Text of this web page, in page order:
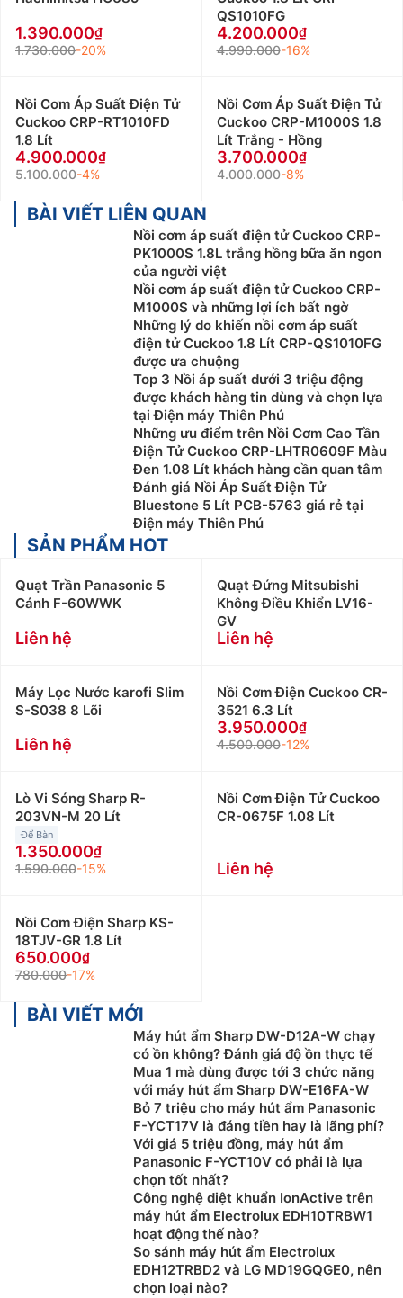
1.390.000
1.730.000-20%
QS1010FG
4.200.000
4.990.000-16%
Nồi Cơm Áp Suất Điện Tử
Cuckoo CRP-RT1010FD
1.8 Lít
4.900.000
5.100.000-4%
Nồi Cơm Áp Suất Điện Tử
Cuckoo CRP-M1000S 1.8
Lít Trắng - Hồng
3.700.000
4.000.000-8%
BÀI VIẾT LIÊN QUAN
Nồi cơm áp suất điện tử Cuckoo CRP-
PK1000S 1.8L trắng hồng bữa ăn ngon
của người việt
Nồi cơm áp suất điện tử Cuckoo CRP-
M1000S và những lợi ích bất ngờ
Những lý do khiến nồi cơm áp suất
điện tử Cuckoo 1.8 Lít CRP-QS1010FG
được ưa chuộng
Top 3 Nồi áp suất dưới 3 triệu động
được khách hàng tin dùng và chọn lựa
tại Điện máy Thiên Phú
Những ưu điểm trên Nồi Cơm Cao Tần
Điện Tử Cuckoo CRP-LHTR0609F Màu
Đen 1.08 Lít khách hàng cần quan tâm
Đánh giá Nồi Áp Suất Điện Tử
Bluestone 5 Lít PCB-5763 giá rẻ tại
Điện máy Thiên Phú
SẢN PHẨM HOT
Quạt Trần Panasonic 5
Cánh F-60WWK
Liên hệ
Quạt Đứng Mitsubishi
Không Điều Khiển LV16-
GV
Liên hệ
Máy Lọc Nước karofi Slim
S-S038 8 Lõi
Liên hệ
Nồi Cơm Điện Cuckoo CR-
3521 6.3 Lít
3.950.000
4.500.000-12%
Lò Vi Sóng Sharp R-
203VN-M 20 Lít
Để Bàn
1.350.000
1.590.000-15%
Nồi Cơm Điện Tử Cuckoo
CR-0675F 1.08 Lít
Liên hệ
Nồi Cơm Điện Sharp KS-
18TJV-GR 1.8 Lít
650.000
780.000-17%
BÀI VIẾT MỚI
Máy hút ẩm Sharp DW-D12A-W chạy
có ồn không? Đánh giá độ ồn thực tế
Mua 1 mà dùng được tới 3 chức năng
với máy hút ẩm Sharp DW-E16FA-W
Bỏ 7 triệu cho máy hút ẩm Panasonic
F-YCT17V là đáng tiền hay là lãng phí?
Với giá 5 triệu đồng, máy hút ẩm
Panasonic F-YCT10V có phải là lựa
chọn tốt nhất?
Công nghệ diệt khuẩn IonActive trên
máy hút ẩm Electrolux EDH10TRBW1
hoạt động thế nào?
So sánh máy hút ẩm Electrolux
EDH12TRBD2 và LG MD19GQGE0, nên
chọn loại nào?